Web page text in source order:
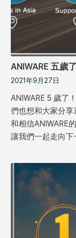
ANIWARE 五歲了
2021年9月27日
ANIWARE 5 歲了
們也想和大家分
和相信ANIWARE
讓我們一起走向下